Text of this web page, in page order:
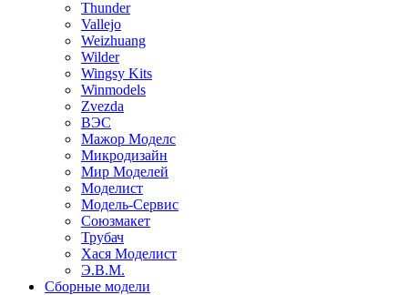
Thunder
Vallejo
Weizhuang
Wilder
Wingsy Kits
Winmodels
Zvezda
ВЭС
Мажор Моделс
Микродизайн
Мир Моделей
Моделист
Модель-Сервис
Союзмакет
Трубач
Хася Моделист
Э.В.М.
Сборные модели